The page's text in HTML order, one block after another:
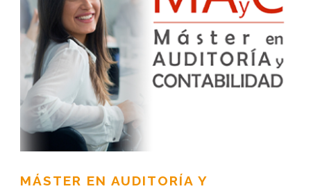
MÁSTER EN AUDITORÍA Y